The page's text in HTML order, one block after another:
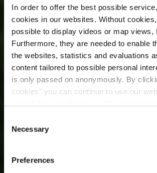
In order to offer the best possible
cookies in our websites. Without
possible to display videos or map views,
Furthermore, they are needed to enable
the websites, statistics and evaluations
content tailored to possible personal
is only passed on anonymously. By
cookies" you can continue to use our
time.
Selection
Necessary
Preferences